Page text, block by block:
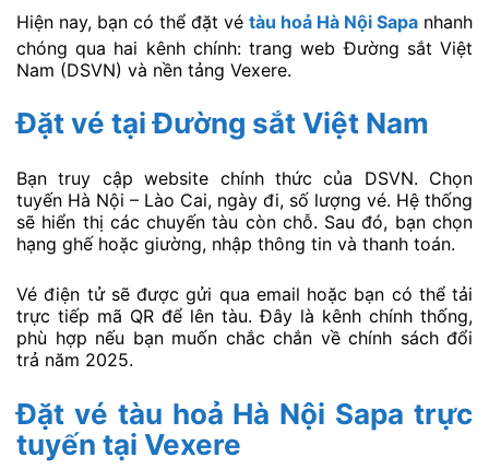
Hiện nay, bạn có thể đặt vé tàu hoả Hà Nội Sapa nhanh
chóng qua hai kênh chính: trang web Đường sắt Việt
Nam (DSVN) và nền tảng Vexere.
Đặt vé tại Đường sắt Việt Nam
Bạn truy cập website chính thức của DSVN. Chọn
tuyến Hà Nội – Lào Cai, ngày đi, số lượng vé. Hệ thống
sẽ hiển thị các chuyến tàu còn chỗ. Sau đó, bạn chọn
hạng ghế hoặc giường, nhập thông tin và thanh toán.
Vé điện tử sẽ được gửi qua email hoặc bạn có thể tải
trực tiếp mã QR để lên tàu. Đây là kênh chính thống,
phù hợp nếu bạn muốn chắc chắn về chính sách đổi
trả năm 2025.
Đặt vé tàu hoả Hà Nội Sapa trực
tuyến tại Vexere